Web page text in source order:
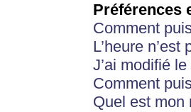
Préférences
Comment
L’heure n’est
J’ai modifié
Comment
Quel est mon